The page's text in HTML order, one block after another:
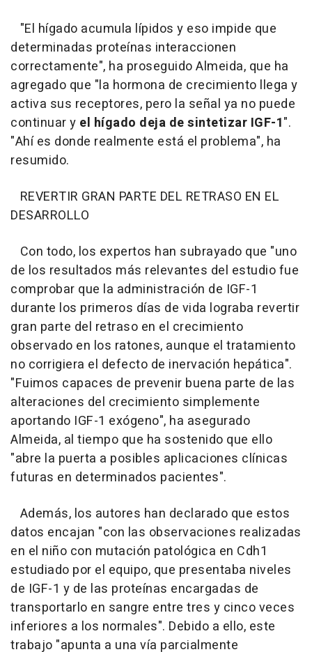
"El hígado acumula lípidos y eso impide que
determinadas proteínas interaccionen
correctamente", ha proseguido Almeida, que ha
agregado que "la hormona de crecimiento llega y
activa sus receptores, pero la señal ya no puede
continuar y el hígado deja de sintetizar IGF-1".
"Ahí es donde realmente está el problema", ha
resumido.
REVERTIR GRAN PARTE DEL RETRASO EN EL
DESARROLLO
Con todo, los expertos han subrayado que "uno
de los resultados más relevantes del estudio fue
comprobar que la administración de IGF-1
durante los primeros días de vida lograba revertir
gran parte del retraso en el crecimiento
observado en los ratones, aunque el tratamiento
no corrigiera el defecto de inervación hepática".
"Fuimos capaces de prevenir buena parte de las
alteraciones del crecimiento simplemente
aportando IGF-1 exógeno", ha asegurado
Almeida, al tiempo que ha sostenido que ello
"abre la puerta a posibles aplicaciones clínicas
futuras en determinados pacientes".
Además, los autores han declarado que estos
datos encajan "con las observaciones realizadas
en el niño con mutación patológica en Cdh1
estudiado por el equipo, que presentaba niveles
de IGF-1 y de las proteínas encargadas de
transportarlo en sangre entre tres y cinco veces
inferiores a los normales". Debido a ello, este
trabajo "apunta a una vía parcialmente